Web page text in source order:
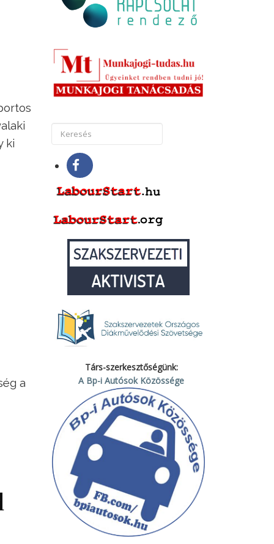
ki
a
Társ-szerkesztőségünk:
A Bp-i Autósok Közössége